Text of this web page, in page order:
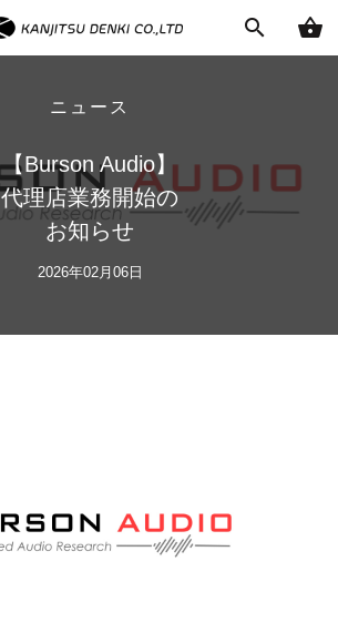
search shopping_basket
ニュース
【Burson Audio】
代理店業務開始の
お知らせ
2026年02月06日